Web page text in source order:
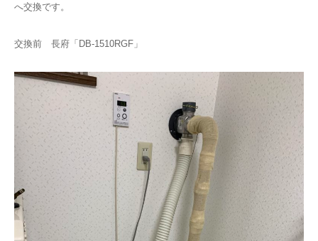
へ交換です。
交換前 長府「DB-1510RGF」